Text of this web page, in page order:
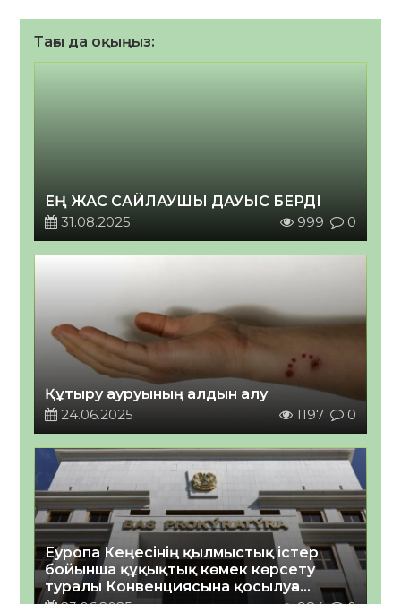
Тағы да оқыңыз:
ЕҢ ЖАС САЙЛАУШЫ ДАУЫС БЕРДІ
31.08.2025
999 0
Құтыру ауруының алдын алу
24.06.2025
1197 0
Еуропа Кеңесінің қылмыстық істер
бойынша құқықтық көмек көрсету
туралы Конвенциясына қосылуға